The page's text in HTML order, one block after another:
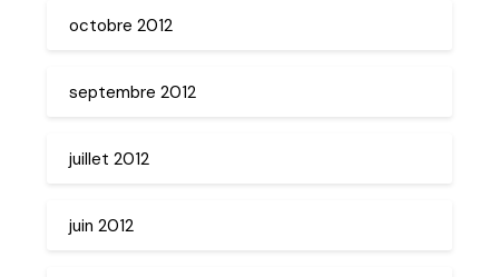
octobre 2012
septembre 2012
juillet 2012
juin 2012